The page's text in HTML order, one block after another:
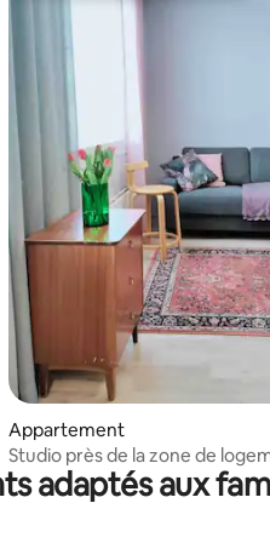
sur 5sur la base de 46
Appartement
Studio près de la zone de
sociaux
adaptés aux